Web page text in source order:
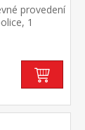
provedení
1
bílá / buk